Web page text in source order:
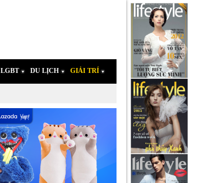
LGBT DU LỊCH GIẢI TRÍ